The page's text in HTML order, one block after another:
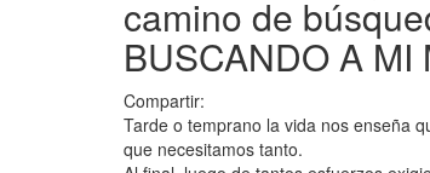
camino de
BUSCANDO A MI
Compartir:
Tarde o temprano la vida nos enseña
que necesitamos tanto.